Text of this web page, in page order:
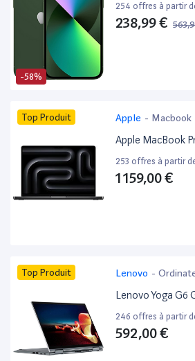
-58%
254 offres à partir
238,99 €
Top Produit Apple - Macbook
Apple MacBook
253 offres à partir
1 159,00 €
Top Produit Lenovo -
Lenovo Yoga G6
246 offres à partir
592,00 €